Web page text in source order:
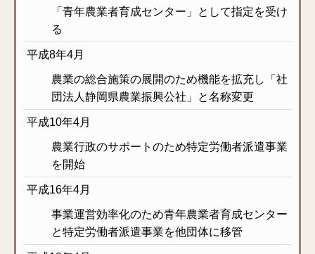
「青年農業者育成センター」として指定を受け
る
平成8年4月
農業の総合施策の展開のため機能を拡充し「社
団法人静岡県農業振興公社」と名称変更
平成10年4月
農業行政のサポートのため特定労働者派遣事業
を開始
平成16年4月
事業運営効率化のため青年農業者育成センター
と特定労働者派遣事業を他団体に移管